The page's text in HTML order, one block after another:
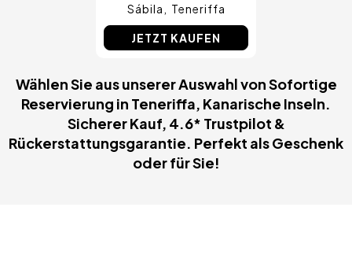
Sábila
Teneriffa
JETZT KAUFEN
Wählen Sie aus unserer Auswahl von Sofortige
Reservierung in Teneriffa, Kanarische Inseln.
Sicherer Kauf, 4.6* Trustpilot &
Rückerstattungsgarantie. Perfekt als Geschenk
oder für Sie!